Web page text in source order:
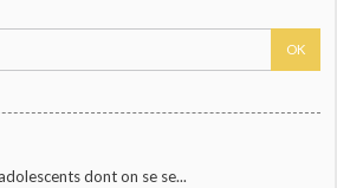
dont on se se...